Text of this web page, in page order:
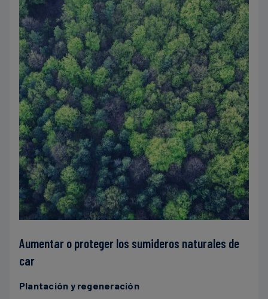
Aumentar o proteger los sumideros naturales de
car
Plantación y regeneración
Sistemas de cultivo
Mejoras a la calidad, versatilidad y salud del suelo
Plantación/protección de manglares